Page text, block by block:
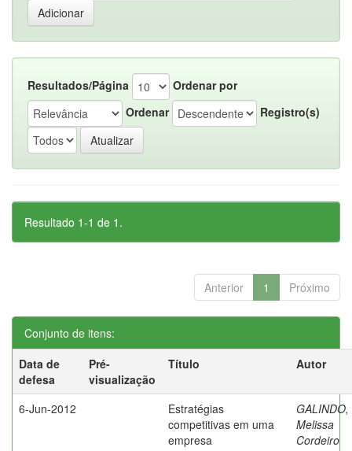
Resultados/Página
Ordenar por
Ordenar
Registro(s)
Resultado 1-1 de 1.
Anterior 1 Próximo
Conjunto de itens:
Data de
defesa
Pré-
visualização
Título Autor
6-Jun-2012
Estratégias
competitivas em uma
empresa
GALINDO,
Melissa
Cordeiro